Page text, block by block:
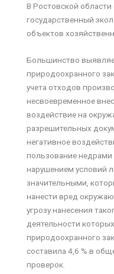
В Ростовской области
государственный
объектов
Большинство
природоохранного
учета отходов
несвоевременное
воздействие на
разрешительных
негативное
пользование недрами
нарушением условий
значительными,
нанести вред
угрозу нанесения
деятельности
природоохранного
составила 4,6 % в
проверок.